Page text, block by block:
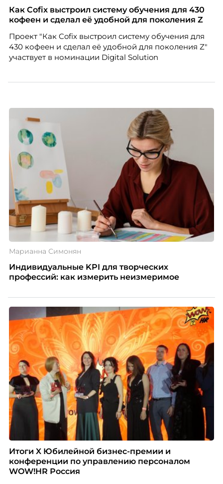
«свадебного генерала», почему стандартные
системы оценки часто упускают самых талантливых
людей и как выявить лидерский потенциал ещё до
того, как он проявится в цифрах KPI, рассказывает
Тимур Соколов, ключевой эксперт по
стратегическому развитию и формированию
Как Cofix выстроил систему обучения для 430
кофеен и сделал её удобной для поколения Z
Проект "Как Cofix выстроил систему обучения для
430 кофеен и сделал её удобной для поколения Z"
участвует в номинации Digital Solution
Марианна Симонян
Индивидуальные KPI для творческих
профессий: как измерить неизмеримое
Итоги X Юбилейной бизнес-премии и
конференции по управлению персоналом
WOW!HR Россия